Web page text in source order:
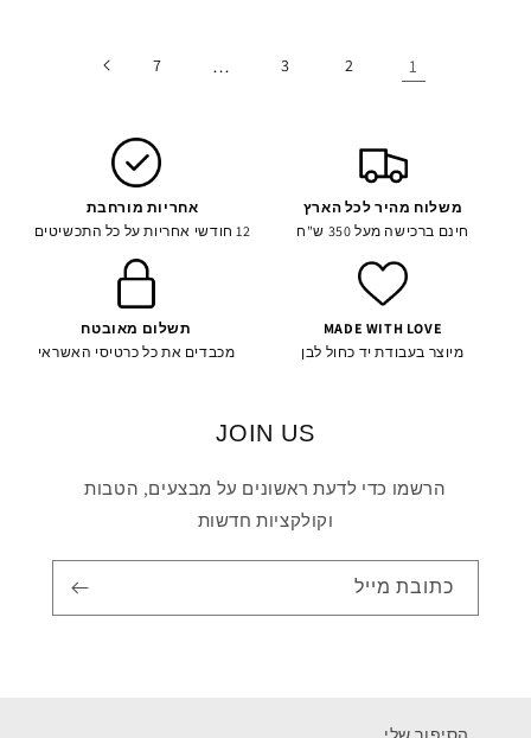
1
2
3
…
7
משלוח מהיר לכל הארץ
חינם ברכישה מעל 350 ש"ח
אחריות מורחבת
12 חודשי אחריות על כל התכשיטים
MADE WITH LOVE
מיוצר בעבודת יד כחול לבן
תשלום מאובטח
מכבדים את כל כרטיסי האשראי
JOIN US
הרשמו כדי לדעת ראשונים על מבצעים, הטבות
וקולקציות חדשות
כתובת מייל